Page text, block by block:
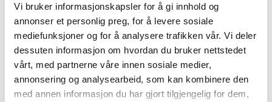
Vi bruker informasjonskapsler for å gi innhold og
annonser et personlig preg, for å levere sosiale
mediefunksjoner og for å analysere trafikken vår. Vi deler
dessuten informasjon om hvordan du bruker nettstedet
vårt, med partnerne våre innen sosiale medier,
annonsering og analysearbeid, som kan kombinere den
med annen informasjon du har gjort tilgjengelig for dem,
CONTINUE READING →